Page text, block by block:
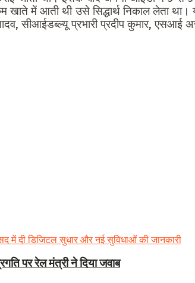
में आती थी उसे सिद्धार्थ निकाल लेता
सीआईडब्ल्यू प्रभारी प्रदीप कुमार, एसआई
पर रेल मंत्री ने दिया जवाब